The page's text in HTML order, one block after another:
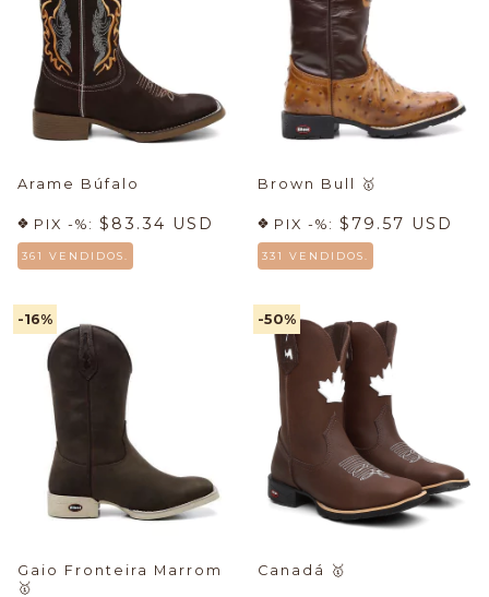
Arame Búfalo
PIX -%: $83.34 USD
361 VENDIDOS.
Brown Bull 🥇
PIX -%: $79.57 USD
331 VENDIDOS.
-16%
Gaio Fronteira Marrom
🥇
-50%
Canadá 🥇